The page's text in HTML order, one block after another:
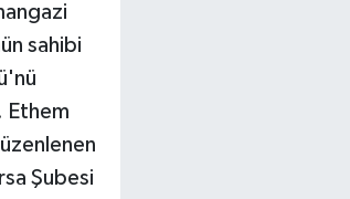
sahibi
Ethem
Şubesi